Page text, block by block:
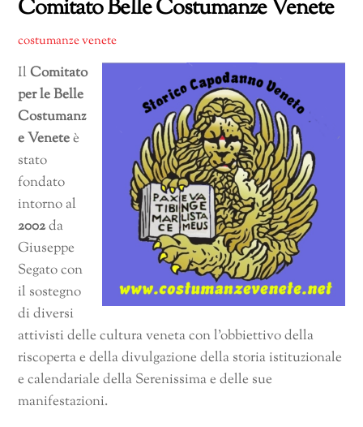
Comitato Belle Costumanze Venete
costumanze venete
IlComitato
per le Belle
Costumanz
e Veneteè
stato
fondato
intorno al
2002da
Giuseppe
Segato con
il sostegno
di diversi
attivisti delle cultura veneta con l’obbiettivo della
riscoperta e della divulgazione della storia istituzionale
e calendariale della Serenissima e delle sue
manifestazioni.